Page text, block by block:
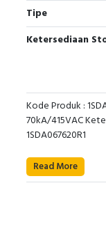
Tipe
Ketersediaan
Kode Produk :
70kA/415VAC
1SDA067620R1
Read More